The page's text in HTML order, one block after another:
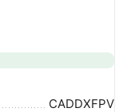
CADDXFPV